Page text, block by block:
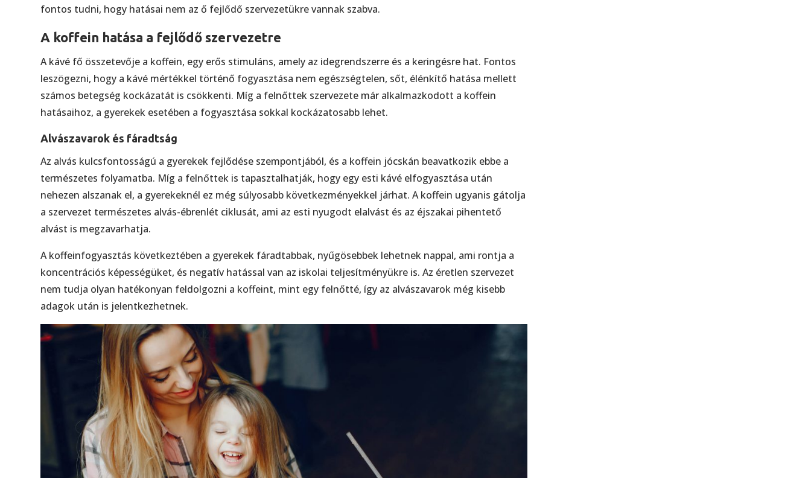
fontos tudni, hogy hatásai nem az ő fejlődő szervezetükre vannak szabva.
A koffein hatása a fejlődő szervezetre
A kávé fő összetevője a koffein, egy erős stimuláns, amely az idegrendszerre és a keringésre hat. Fontos
leszögezni, hogy a kávé mértékkel történő fogyasztása nem egészségtelen, sőt, élénkítő hatása mellett
számos betegség kockázatát is csökkenti. Míg a felnőttek szervezete már alkalmazkodott a koffein
hatásaihoz, a gyerekek esetében a fogyasztása sokkal kockázatosabb lehet.
Alvászavarok és fáradtság
Az alvás kulcsfontosságú a gyerekek fejlődése szempontjából, és a koffein jócskán beavatkozik ebbe a
természetes folyamatba. Míg a felnőttek is tapasztalhatják, hogy egy esti kávé elfogyasztása után
nehezen alszanak el, a gyerekeknél ez még súlyosabb következményekkel járhat. A koffein ugyanis gátolja
a szervezet természetes alvás-ébrenlét ciklusát, ami az esti nyugodt elalvást és az éjszakai pihentető
alvást is megzavarhatja.
A koffeinfogyasztás következtében a gyerekek fáradtabbak, nyűgösebbek lehetnek nappal, ami rontja a
koncentrációs képességüket, és negatív hatással van az iskolai teljesítményükre is. Az éretlen szervezet
nem tudja olyan hatékonyan feldolgozni a koffeint, mint egy felnőtté, így az alvászavarok még kisebb
adagok után is jelentkezhetnek.